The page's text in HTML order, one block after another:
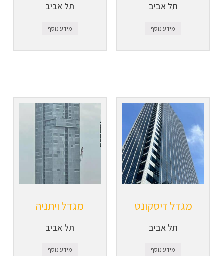
תל אביב
מידע נוסף
תל אביב
מידע נוסף
מגדל דיסקונט
תל אביב
מידע נוסף
מגדל ויתניה
תל אביב
מידע נוסף